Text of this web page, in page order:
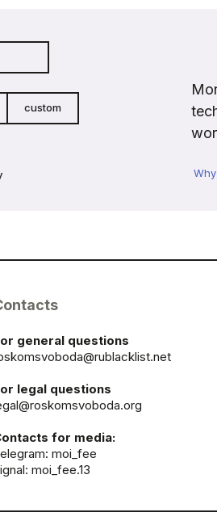
custom
general questions
legal questions
for media:
moi_fee
moi_fee.13